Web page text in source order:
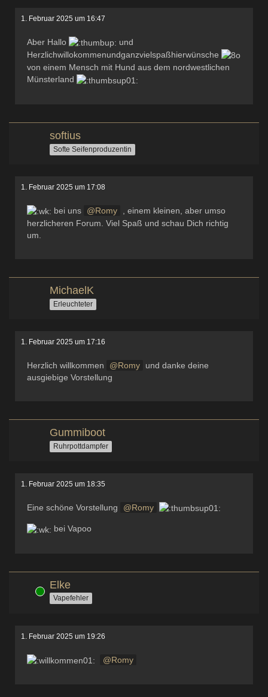
1. Februar 2025 um 16:47
Aber Hallo
und
Herzlichwillokommenundganzvielspaßhierwünsche
von einem Mensch mit Hund aus dem nordwestlichen
Münsterland
softius
Softe Seifenproduzentin
1. Februar 2025 um 17:08
bei uns Romy
, einem kleinen, aber umso
herzlicheren Forum. Viel Spaß und schau Dich richtig
um.
MichaelK
Erleuchteter
1. Februar 2025 um 17:16
Herzlich willkommen Romy
und danke deine
ausgiebige Vorstellung
Gummiboot
Ruhrpottdampfer
1. Februar 2025 um 18:35
Eine schöne Vorstellung Romy
bei Vapoo
Online Elke
Vapefehler
1. Februar 2025 um 19:26
Romy